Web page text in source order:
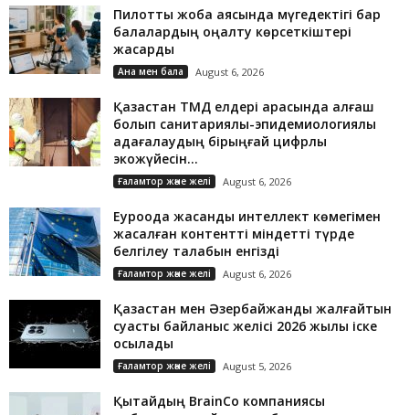
Пилоттық жоба аясында мүгедектігі бар
балалардың оңалту көрсеткіштері
жақсарды
Ана мен бала August 6, 2026
Қазақстан ТМД елдері арасында алғаш
болып санитариялық-эпидемиологиялық
қадағалаудың бірыңғай цифрлық
экожүйесін...
Ғаламтор және желі August 6, 2026
Еуроодақ жасанды интеллект көмегімен
жасалған контентті міндетті түрде
белгілеу талабын енгізді
Ғаламтор және желі August 6, 2026
Қазақстан мен Әзербайжанды жалғайтын
суасты байланыс желісі 2026 жылы іске
қосылады
Ғаламтор және желі August 5, 2026
Қытайдың BrainCo компаниясы